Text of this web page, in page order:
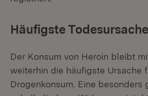
Häufigste
Der Konsum von Heroin bleibt
weiterhin die häufigste Ursache
Drogenkonsum. Eine besonders